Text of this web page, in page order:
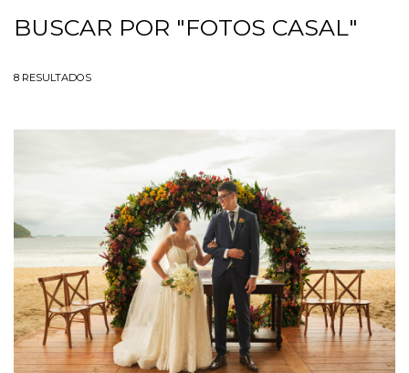
BUSCAR POR "FOTOS CASAL"
8 RESULTADOS